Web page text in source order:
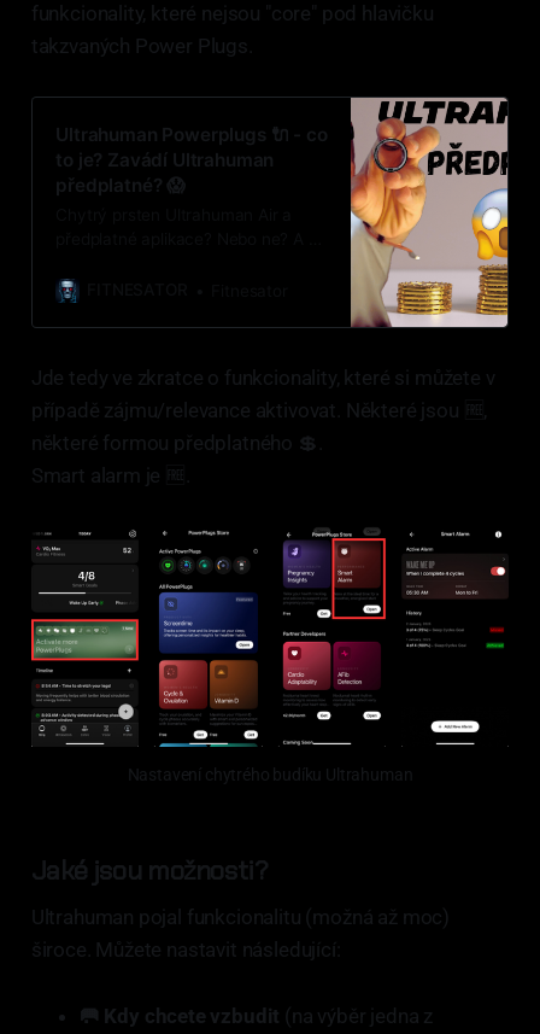
funkcionality, které nejsou "core" pod hlavičku
takzvaných Power Plugs.
Ultrahuman Powerplugs 🔌 - co
to je? Zavádí Ultrahuman
předplatné? 😱
poslední, ale víme to jistě.
Jde tedy ve zkratce o funkcionality, které si můžete v
případě zájmu/relevance aktivovat. Některé jsou 🆓,
některé formou předplatného 💲.
Smart alarm je 🆓.
Nastavení chytrého budíku Ultrahuman
Jaké jsou možnosti?
Ultrahuman pojal funkcionalitu (možná až moc)
široce. Můžete nastavit následující:
🥅 Kdy chcete vzbudit (na výběr jedna z